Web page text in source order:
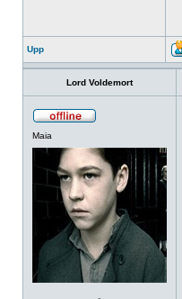
Upp
Lord Voldemort
Maia